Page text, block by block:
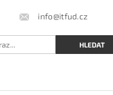
info@itfud.cz